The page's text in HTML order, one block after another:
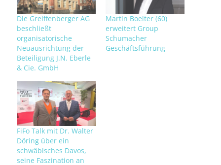
Die Greiffenberger AG
beschließt
organisatorische
Neuausrichtung der
Beteiligung J.N. Eberle
& Cie. GmbH
Martin Boelter (60)
erweitert Group
Schumacher
Geschäftsführung
FiFo Talk mit Dr. Walter
Döring über ein
schwäbisches Davos,
seine Faszination an